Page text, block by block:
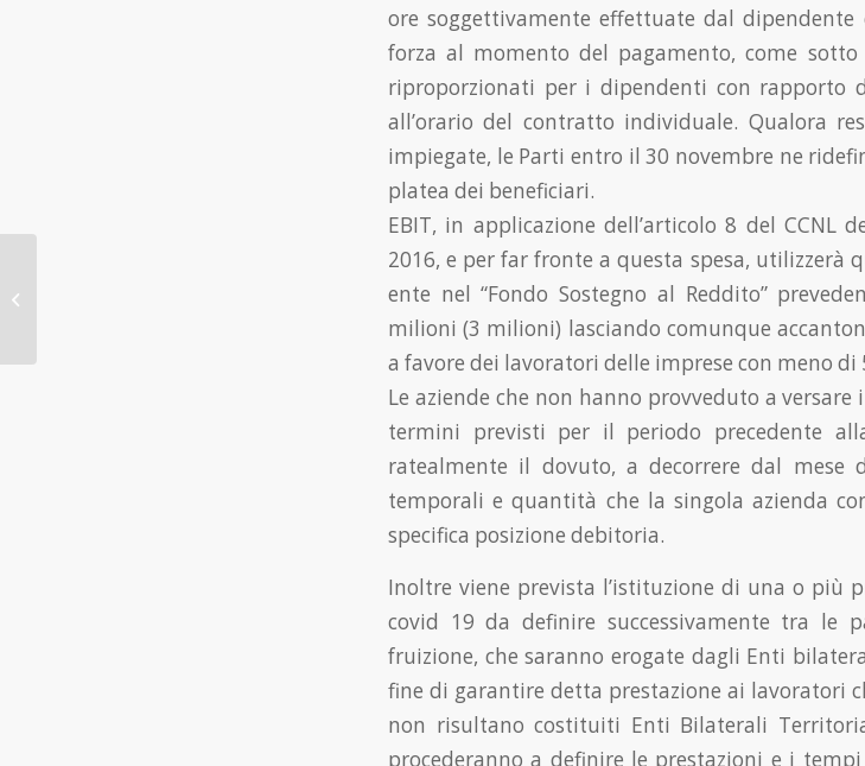
ore soggettivamente effettuate dal
forza al momento del pagamento, come
riproporzionati per i dipendenti con rapporto
all’orario del contratto individuale. Qualora
impiegate, le Parti entro il 30 novembre ne
platea dei beneficiari.
EBIT, in applicazione dell’articolo 8 del CCNL
2016, e per far fronte a questa spesa, utilizzerà
ente nel “Fondo Sostegno al Reddito”
milioni (3 milioni) lasciando comunque
a favore dei lavoratori delle imprese con meno
Le aziende che non hanno provveduto a
termini previsti per il periodo precedente
ratealmente il dovuto, a decorrere dal mese
temporali e quantità che la singola azienda
specifica posizione debitoria.
Inoltre viene prevista l’istituzione di una o più
covid 19 da definire successivamente tra le
fruizione, che saranno erogate dagli Enti
fine di garantire detta prestazione ai lavoratori
non risultano costituiti Enti Bilaterali
procederanno a definire le prestazioni e i